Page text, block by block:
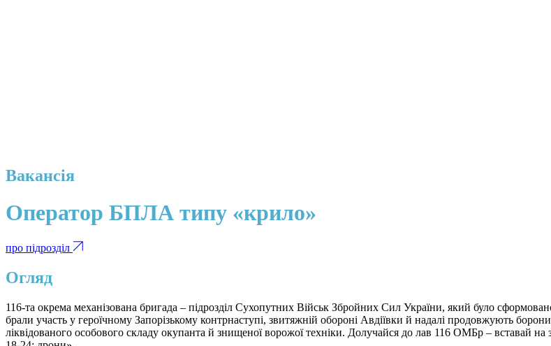
Вакансія
Оператор БПЛА типу «крило»
про підрозділ
Огляд
116-та окрема механізована бригада – підрозділ Сухопутних Військ Збройних Сил України, який було
брали участь у героїчному Запорізькому контрнаступі, звитяжній обороні Авдіївки й надалі продовжують
ліквідованого особового складу окупанта й знищеної ворожої техніки. Долучайся до лав 116 ОМБр – вставай